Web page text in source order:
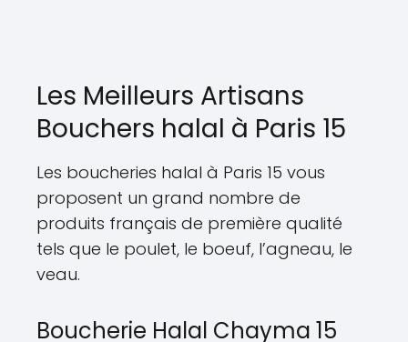
Les Meilleurs Artisans
Bouchers halal à Paris 15
Les boucheries halal à Paris 15 vous
proposent un grand nombre de
produits français de première qualité
tels que le poulet, le boeuf, l’agneau, le
veau.
Boucherie Halal Chayma 15